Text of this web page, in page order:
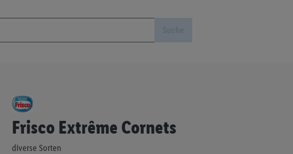
Frisco Extrême Cornets
diverse Sorten
Anfang
Bildgalerie
springen